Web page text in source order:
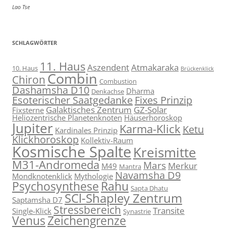
Lao Tse
SCHLAGWÖRTER
10. Haus 11. HausAszendentAtmakaraka Brückenklick
ChironCombin Combustion
Dashamsha D10 Denkachse Dharma
Esoterischer Saatgedanke Fixes Prinzip
FixsterneGalaktisches Zentrum GZ-Solar
Heliozentrische PlanetenknotenHäuserhoroskop
Jupiter Kardinales Prinzip Karma-Klick Ketu
Klickhoroskop Kollektiv-Raum
Kosmische SpalteKreismitte
M31-Andromeda M49 Mantra Mars Merkur
Mondknotenklick Mythologie Navamsha D9
Psychosynthese Rahu Sapta Dhatu
Saptamsha D7 SCl-Shapley Zentrum
Single-Klick Stressbereich Synastrie Transite
VenusZeichengrenze